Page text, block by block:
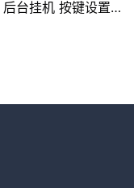
台挂机 按键设置